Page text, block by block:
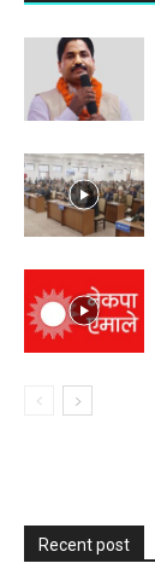
Recent post